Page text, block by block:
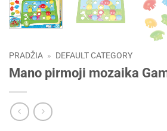
PRADŽIA » DEFAULT CATEGORY
Mano pirmoji mozaika